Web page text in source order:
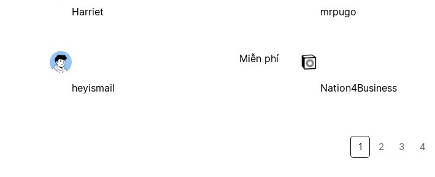
Harriet mrpugo
heyismail
Miễn phí
Nation4Business
1 2 3 4